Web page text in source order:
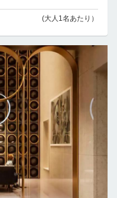
(大人1名あたり）